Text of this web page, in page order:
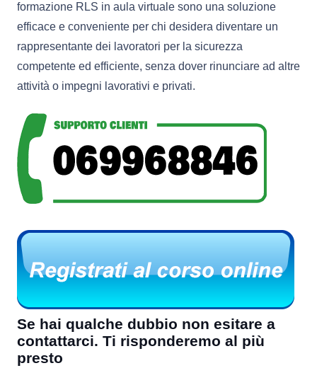
formazione RLS in aula virtuale sono una soluzione
efficace e conveniente per chi desidera diventare un
rappresentante dei lavoratori per la sicurezza
competente ed efficiente, senza dover rinunciare ad altre
attività o impegni lavorativi e privati.
Se hai qualche dubbio non esitare a
contattarci. Ti risponderemo al più
presto